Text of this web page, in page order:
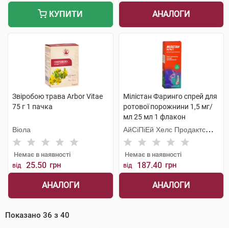
КУПИТИ АНАЛОГИ
Звіробою трава Arbor Vitae
75 г 1 пачка
Віола
Немає в наявності
від 25.50 грн
АНАЛОГИ
Мілістан Фаринго спрей для
ротової порожнини 1,5 мг/
мл 25 мл 1 флакон
АйСіПіЕй Хелс Продактc
Лімітед
Немає в наявності
від 187.40 грн
АНАЛОГИ
Показано 36 з 40